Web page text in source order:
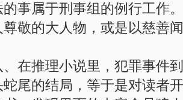
的事属于刑事组的例行工作
尊敬的大人物，或是以慈善
、在推理小说里，犯罪事件
蛇尾的结局，等于是对读者